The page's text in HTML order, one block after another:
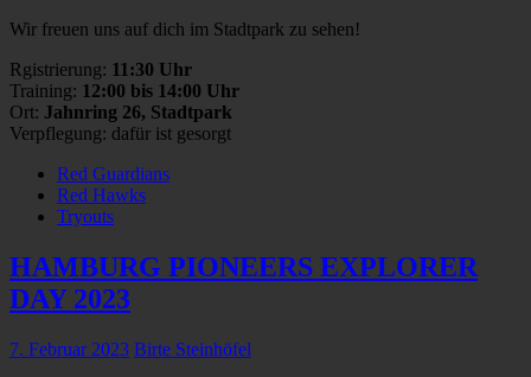
Wir freuen uns auf dich im Stadtpark zu sehen!
Rgistrierung: 11:30 Uhr
Training: 12:00 bis 14:00 Uhr
Ort: Jahnring 26, Stadtpark
Verpflegung: dafür ist gesorgt
Red Guardians
Red Hawks
Tryouts
HAMBURG PIONEERS EXPLORER
DAY 2023
7. Februar 2023 Birte Steinhöfel